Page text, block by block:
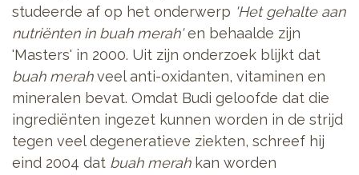
studeerde af op het onderwerp 'Het gehalte aan
nutriënten in buah merah'en behaalde zijn
'Masters' in 2000. Uit zijn onderzoek blijkt dat
buah merahveel anti-oxidanten, vitaminen en
mineralen bevat. Omdat Budi geloofde dat die
ingrediënten ingezet kunnen worden in de strijd
tegen veel degeneratieve ziekten, schreef hij
eind 2004 dat buah merahkan worden